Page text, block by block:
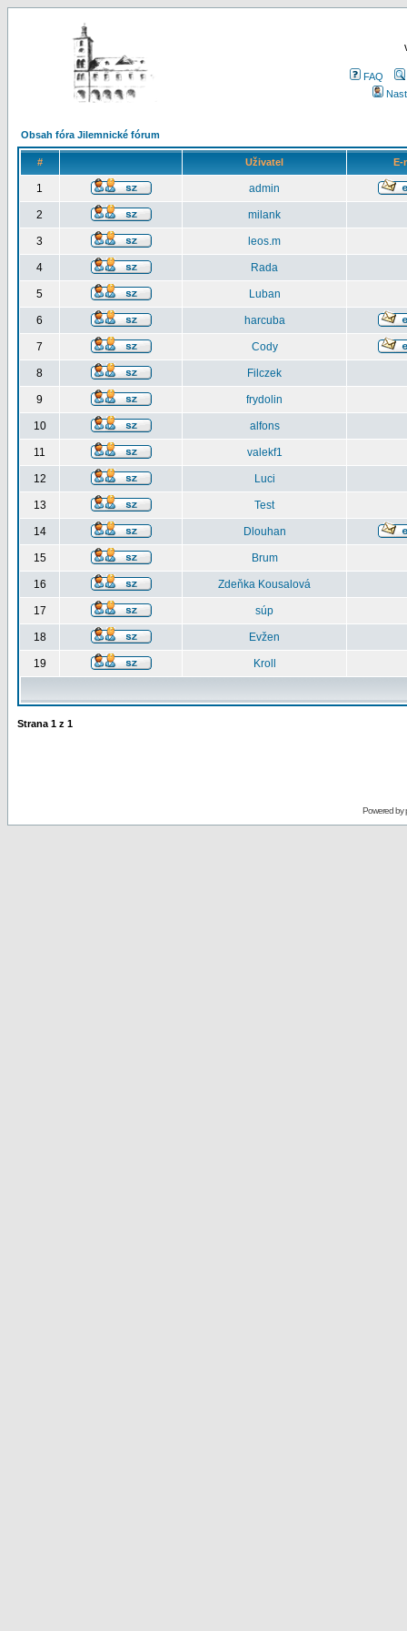
FAQ
Obsah fóra Jilemnické fórum
# Uživatel E-
1 admin
2 milank
3 leos.m
4 Rada
5 Luban
6 harcuba
7 Cody
8 Filczek
9 frydolin
10 alfons
11 valekf1
12 Luci
13 Test
14 Dlouhan
15 Brum
16 Zdeňka Kousalová
17 súp
18 Evžen
19 Kroll
Strana 1 z 1
Powered by